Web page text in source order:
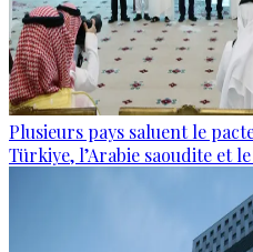
Plusieurs pays saluent le
Türkiye, l’Arabie saoudite et